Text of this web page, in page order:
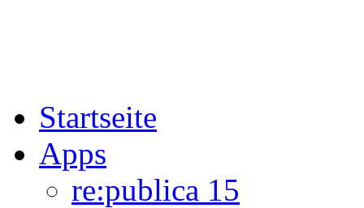
Startseite
Apps
re:publica 15